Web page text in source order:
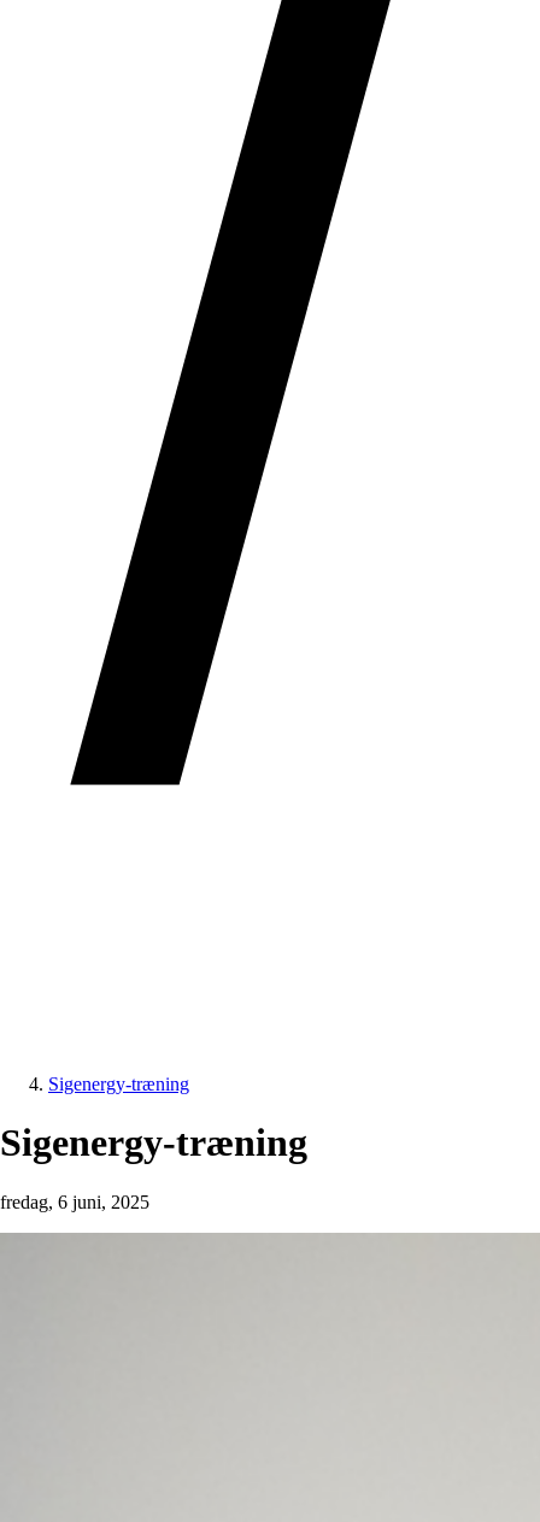
Sigenergy-træning
Sigenergy-træning
fredag, 6 juni, 2025